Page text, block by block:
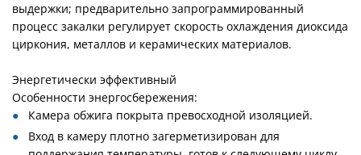
выдержки; предварительно запрограммированный
процесс закалки регулирует скорость охлаждения диоксида
циркония, металлов и керамических материалов.
Энергетически эффективный
Особенности энергосбережения:
Камера обжига покрыта превосходной изоляцией.
Вход в камеру плотно загерметизирован для